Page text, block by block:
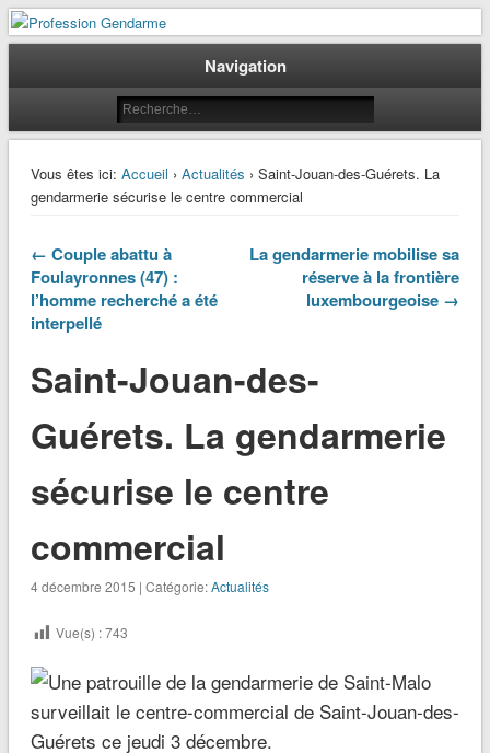
Profession Gendarme
Le journal des gendarmes
Navigation
Vous êtes ici: Accueil › Actualités › Saint-Jouan-des-Guérets. La
gendarmerie sécurise le centre commercial
← Couple abattu à
Foulayronnes (47) :
l’homme recherché a été
interpellé
La gendarmerie mobilise sa
réserve à la frontière
luxembourgeoise →
Saint-Jouan-des-
Guérets. La gendarmerie
sécurise le centre
commercial
4 décembre 2015 | Catégorie:Actualités
Vue(s) :743